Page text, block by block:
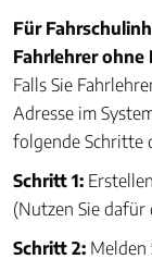
Für
Fahrlehrer ohne
Falls Sie
Adresse im
folgende Schritte
Schritt 1:
(Nutzen Sie
Schritt 2: Melden